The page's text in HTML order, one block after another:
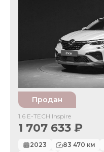
Продан
1.6 E-TECH Inspire
1 707 633 ₽
2023 83 470 км